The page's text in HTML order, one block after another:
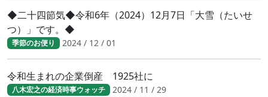
◆二十四節気◆令和6年（2024）12月7日「大雪（たいせ
つ）」です。◆
季節のお便り 2024 / 12 / 01
令和生まれの企業倒産 1925社に
八木宏之の経済時事ウォッチ 2024 / 11 / 29